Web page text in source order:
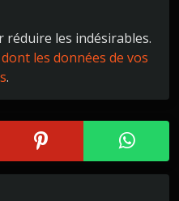
réduire les indésirables.
les données de vos
.